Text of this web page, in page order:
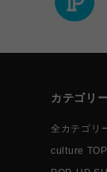
カテゴリ
全カテゴリ
culture TOP